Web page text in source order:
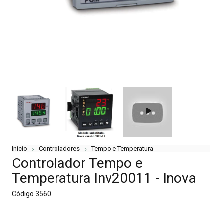
Início Controladores Tempo e Temperatura
Controlador Tempo e
Temperatura Inv20011 - Inova
Código 3560